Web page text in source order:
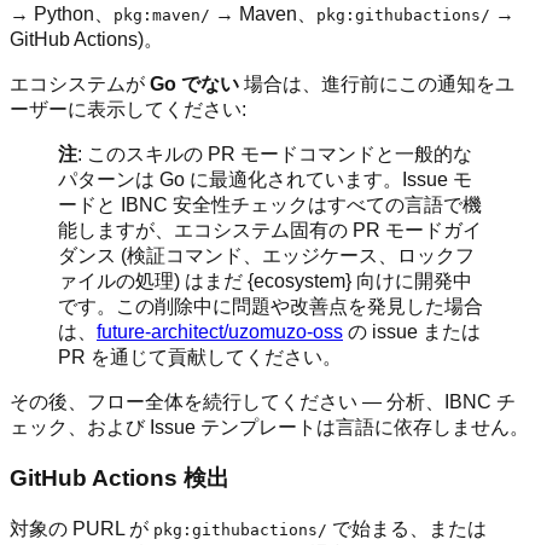
→ Python、 pkg:maven/ → Maven、 pkg:githubactions/ →
GitHub Actions)。
エコシステムが Go でない 場合は、進行前にこの通知をユ
ーザーに表示してください:
注: このスキルの PR モードコマンドと一般的な
パターンは Go に最適化されています。Issue モ
ードと IBNC 安全性チェックはすべての言語で機
能しますが、エコシステム固有の PR モードガイ
ダンス (検証コマンド、エッジケース、ロックフ
ァイルの処理) はまだ {ecosystem} 向けに開発中
です。この削除中に問題や改善点を発見した場合
は、 future-architect/uzomuzo-oss の issue または
PR を通じて貢献してください。
その後、フロー全体を続行してください — 分析、IBNC チ
ェック、および Issue テンプレートは言語に依存しません。
GitHub Actions 検出
対象の PURL が pkg:githubactions/ で始まる、または